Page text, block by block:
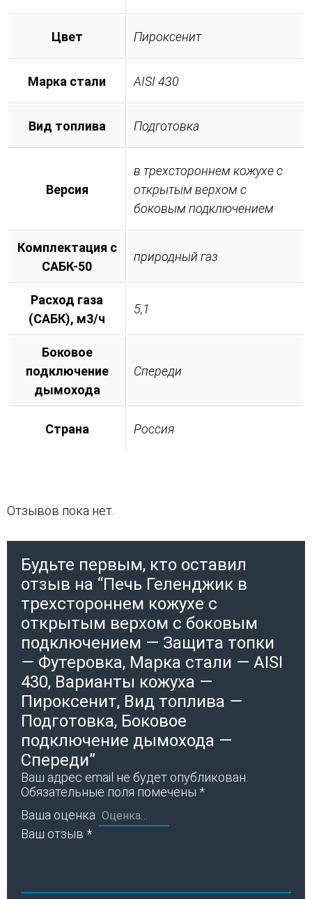
Цвет Пироксенит
Марка стали AISI 430
Вид топлива Подготовка
Версия
в трехстороннем кожухе с
открытым верхом с
боковым подключением
Комплектация с
САБК-50
природный газ
Расход газа
(САБК), м3/ч
5,1
Боковое
подключение
дымохода
Спереди
Страна Россия
Отзывов пока нет.
Будьте первым, кто оставил
отзыв на “Печь Геленджик в
трехстороннем кожухе с
открытым верхом с боковым
подключением — Защита топки
— Футеровка, Марка стали — AISI
430, Варианты кожуха —
Пироксенит, Вид топлива —
Подготовка, Боковое
подключение дымохода —
Спереди”
Ваш адрес email не будет опубликован.
Обязательные поля помечены *
Ваша оценка
Ваш отзыв *